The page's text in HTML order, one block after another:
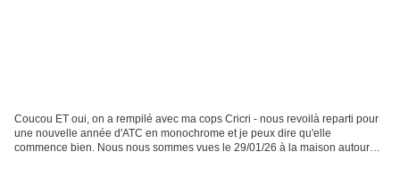
Coucou ET oui, on a rempilé avec ma cops Cricri - nous revoilà reparti pour
une nouvelle année d'ATC en monochrome et je peux dire qu'elle
commence bien. Nous nous sommes vues le 29/01/26 à la maison autour